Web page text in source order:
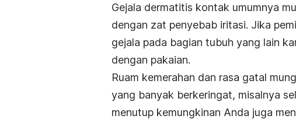
Gejala dermatitis kontak umumnya
dengan zat penyebab iritasi. Jika
gejala pada bagian tubuh yang lain
dengan pakaian.
Ruam kemerahan dan rasa gatal
yang banyak berkeringat, misalnya
menutup kemungkinan Anda juga